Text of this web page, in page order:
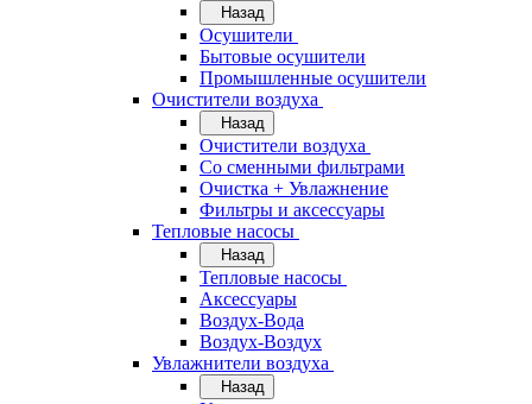
Назад
Осушители
Бытовые осушители
Промышленные осушители
Очистители воздуха
Назад
Очистители воздуха
Cо сменными фильтрами
Очистка + Увлажнение
Фильтры и аксессуары
Тепловые насосы
Назад
Тепловые насосы
Аксессуары
Воздух-Вода
Воздух-Воздух
Увлажнители воздуха
Назад